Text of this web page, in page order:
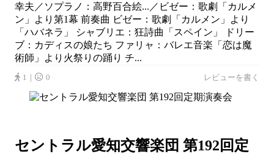
幸夫／ソプラノ：高野百合絵...／ビゼー：歌劇「カルメ
ン」より第1幕 前奏曲 ビゼー：歌劇「カルメン」より
「ハバネラ」 シャブリエ：狂詩曲「スペイン」 ドリー
ブ：カディスの娘たち ファリャ：バレエ音楽「恋は魔
術師」より火祭りの踊り チ...
1｜ 0 レビューを書く
セントラル愛知交響楽団 第192回定